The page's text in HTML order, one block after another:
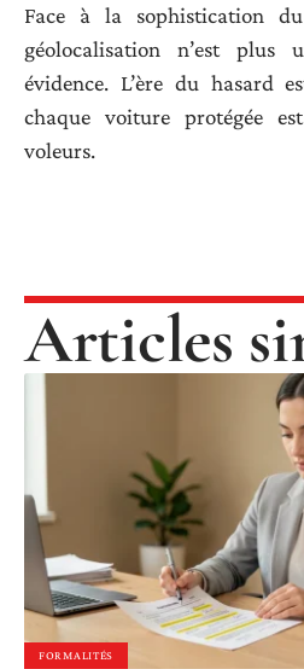
Face à la sophistication
géolocalisation n’est plus
évidence. L’ère du hasard
chaque voiture protégée
voleurs.
Articles
FORMALITÉS